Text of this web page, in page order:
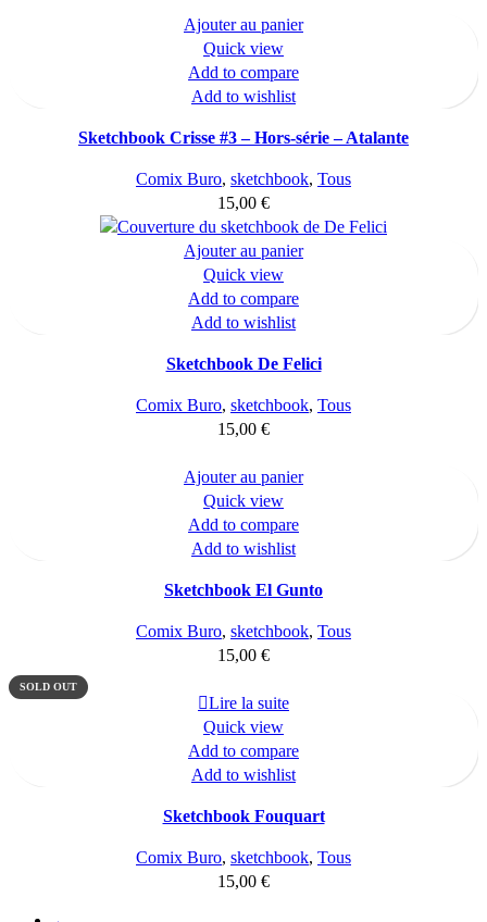
Ajouter au panier
Quick view
Add to compare
Add to wishlist
Sketchbook Crisse #3 – Hors-série – Atalante
Comix Buro, sketchbook, Tous
15,00 €
Ajouter au panier
Quick view
Add to compare
Add to wishlist
Sketchbook De Felici
Comix Buro, sketchbook, Tous
15,00 €
Ajouter au panier
Quick view
Add to compare
Add to wishlist
Sketchbook El Gunto
Comix Buro, sketchbook, Tous
15,00 €
SOLD OUT
Lire la suite
Quick view
Add to compare
Add to wishlist
Sketchbook Fouquart
Comix Buro, sketchbook, Tous
15,00 €